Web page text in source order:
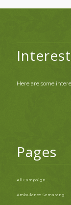
Here are some
Pages
All Campaign
Ambulance Semarang